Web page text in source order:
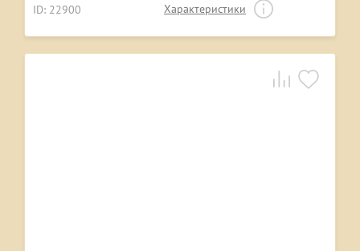
ID: 22900 Характеристики